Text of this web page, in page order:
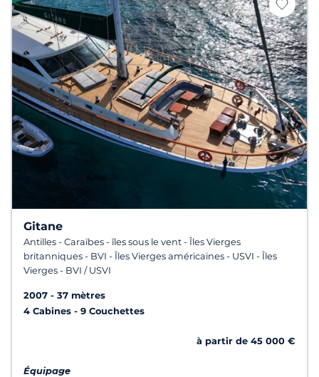
Gitane
Antilles - Caraïbes - îles sous le vent - Îles Vierges
britanniques - BVI - Îles Vierges américaines - USVI - Îles
Vierges - BVI / USVI
2007
37 mètres
4 Cabines
9 Couchettes
à partir de 45 000 €
Équipage